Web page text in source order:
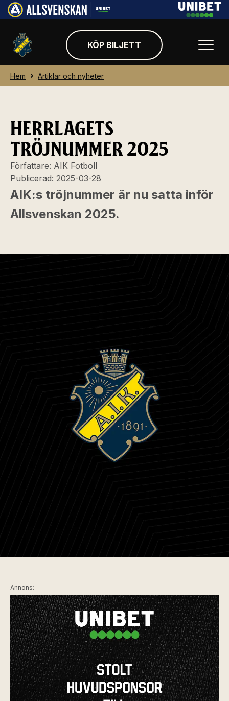
KÖP BILJETT
Hem Artiklar och nyheter
HERRLAGETS
TRÖJNUMMER 2025
Författare: AIK Fotboll
Publicerad: 2025-03-28
AIK:s tröjnummer är nu satta inför
Allsvenskan 2025.
Annons: